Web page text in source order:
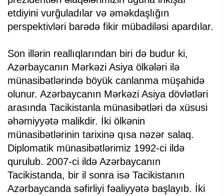
etdiyini vurğuladılar və əməkdaşlığın
perspektivləri barədə fikir mübadiləsi apardılar.
Son illərin reallıqlarından biri də budur ki,
Azərbaycanın Mərkəzi Asiya ölkələri ilə
münasibətlərində böyük canlanma müşahidə
olunur. Azərbaycanın Mərkəzi Asiya dövlətləri
arasında Tacikistanla münasibətləri də xüsusi
əhəmiyyətə malikdir. İki ölkənin
münasibətlərinin tarixinə qısa nəzər salaq.
Diplomatik münasibətlərimiz 1992-ci ildə
qurulub. 2007-ci ildə Azərbaycanın
Tacikistanda, bir il sonra isə Tacikistanın
Azərbaycanda səfirliyi fəaliyyətə başlayıb. İki